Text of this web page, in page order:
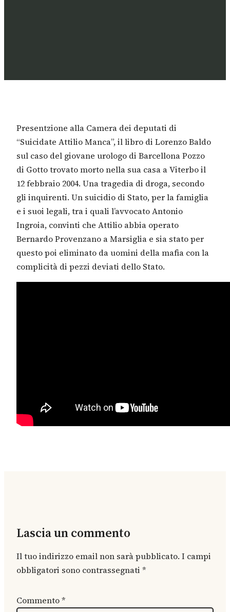
Presentzione alla Camera dei deputati di
“Suicidate Attilio Manca”, il libro di Lorenzo Baldo
sul caso del giovane urologo di Barcellona Pozzo
di Gotto trovato morto nella sua casa a Viterbo il
12 febbraio 2004. Una tragedia di droga, secondo
gli inquirenti. Un suicidio di Stato, per la famiglia
e i suoi legali, tra i quali l’avvocato Antonio
Ingroia, convinti che Attilio abbia operato
Bernardo Provenzano a Marsiglia e sia stato per
questo poi eliminato da uomini della mafia con la
complicità di pezzi deviati dello Stato.
Lascia un commento
Il tuo indirizzo email non sarà pubblicato. I campi
obbligatori sono contrassegnati *
Commento*